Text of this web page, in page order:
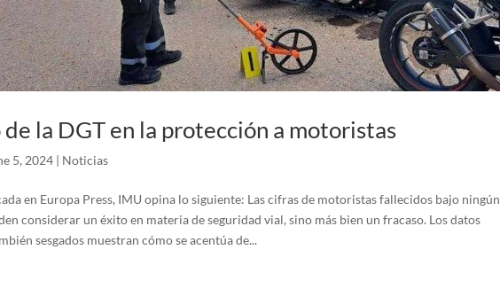
de la DGT en la protección a motoristas
5, 2024| Noticias
en Europa Press, IMU opina lo siguiente: Las cifras de motoristas fallecidos bajo ningún
considerar un éxito en materia de seguridad vial, sino más bien un fracaso. Los datos
sesgados muestran cómo se acentúa de...